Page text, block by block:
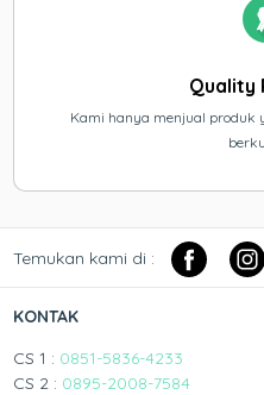
Quality
Kami hanya menjual produk
Temukan kami di :
KONTAK
CS 1 : 0851-5836-4233
CS 2 : 0895-2008-7584